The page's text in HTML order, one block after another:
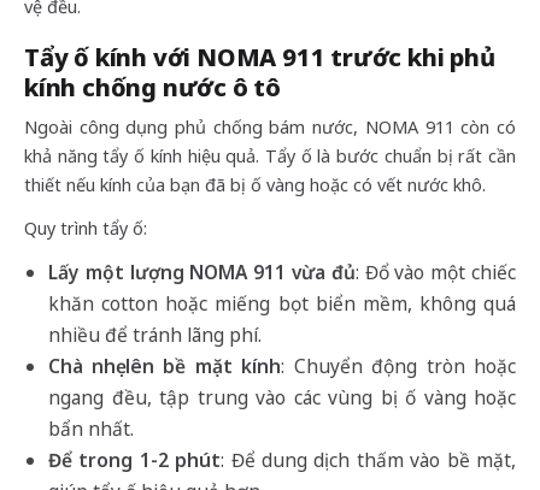
vệ đều.
Tẩy ố kính với NOMA 911 trước khi phủ
kính chống nước ô tô
Ngoài công dụng phủ chống bám nước, NOMA 911 còn có
khả năng tẩy ố kính hiệu quả. Tẩy ố là bước chuẩn bị rất cần
thiết nếu kính của bạn đã bị ố vàng hoặc có vết nước khô.
Quy trình tẩy ố:
Lấy một lượng NOMA 911 vừa đủ: Đổ vào một chiếc
khăn cotton hoặc miếng bọt biển mềm, không quá
nhiều để tránh lãng phí.
Chà nhẹ lên bề mặt kính: Chuyển động tròn hoặc
ngang đều, tập trung vào các vùng bị ố vàng hoặc
bẩn nhất.
Để trong 1-2 phút: Để dung dịch thấm vào bề mặt,